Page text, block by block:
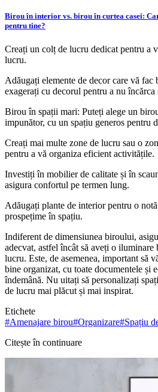
Birou în interior vs. birou în curtea casei:
pentru tine?
Creați un colț de lucru dedicat pentru a
lucru.
Adăugați elemente de decor care vă
exagerați cu decorul pentru a nu încărca
Birou în spații mari: Puteți alege un
impunător, cu un spațiu generos pentru
Creați mai multe zone de lucru sau o
pentru a vă organiza eficient activitățile.
Investiți în mobilier de calitate și în
asigura confortul pe termen lung.
Adăugați plante de interior pentru o
prospețime în spațiu.
Indiferent de dimensiunea biroului,
adecvat, astfel încât să aveți o
lucru. Este, de asemenea, important să
bine organizat, cu toate documentele și
îndemână. Nu uitați să personalizați
de lucru mai plăcut și mai inspirat.
Etichete
#Amenajare birou#Organizare#Spațiu
Citește în continuare